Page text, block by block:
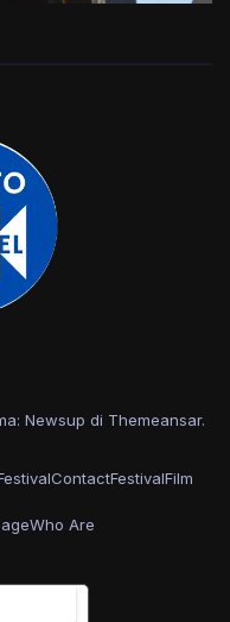
Newsup di Themeansar.
ContactFestivalFilm
Who Are